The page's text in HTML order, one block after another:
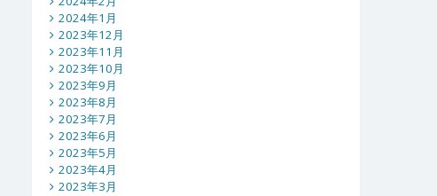
2024年1月
2023年12月
2023年11月
2023年10月
2023年9月
2023年8月
2023年7月
2023年6月
2023年5月
2023年4月
2023年3月